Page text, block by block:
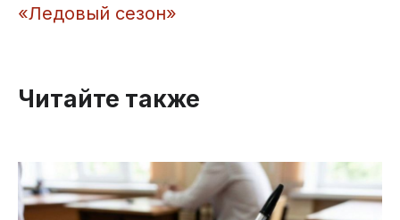
«Ледовый сезон»
Читайте также